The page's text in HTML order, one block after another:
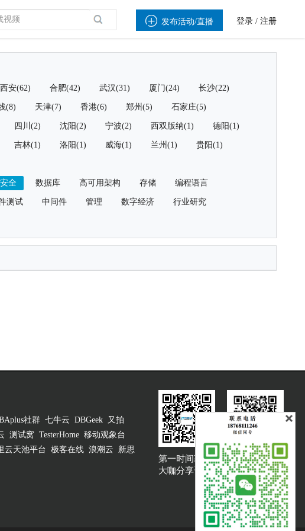
 发布活动/直播 登录 / 注册
西安(62) 合肥(42) 武汉(31) 厦门(24) 长沙(22)
(8) 天津(7) 香港(6) 郑州(5) 石家庄(5)
四川(2) 沈阳(2) 宁波(2) 西双版纳(1) 德阳(1)
吉林(1) 洛阳(1) 威海(1) 兰州(1) 贵阳(1)
全 数据库 高可用架构 存储 编程语言
测试 中间件 管理 数字经济 行业研究
社群 七牛云 DBGeek
又拍
测试窝 TesterHome 移动观象台
云天池平台 极客在线 浪潮云
新思
第一时间获取
大咖分享资讯
大咖说吐槽客服